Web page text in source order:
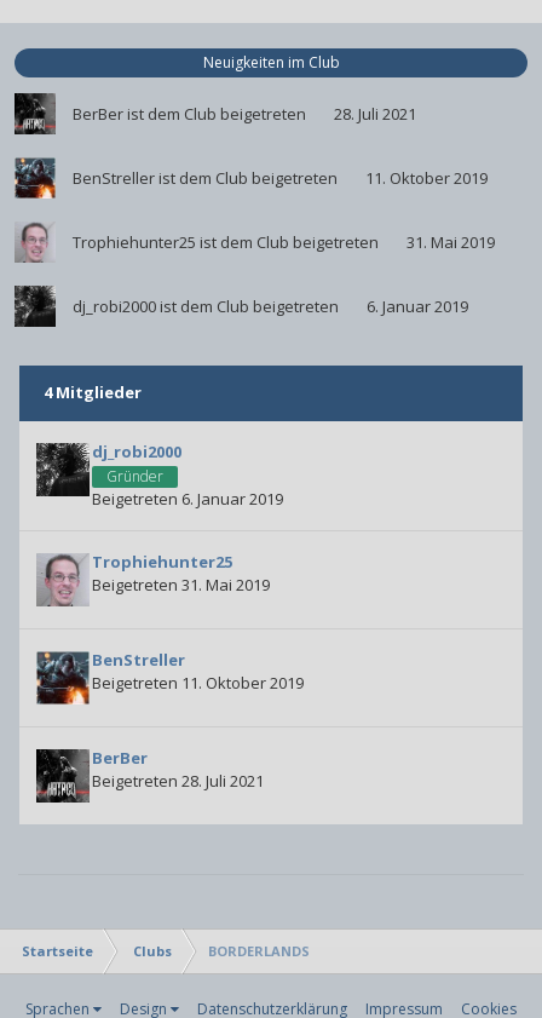
Neuigkeiten im Club
BerBer ist dem Club beigetreten 28. Juli 2021
BenStreller ist dem Club beigetreten 11. Oktober 2019
Trophiehunter25 ist dem Club beigetreten 31. Mai 2019
dj_robi2000 ist dem Club beigetreten 6. Januar 2019
4 Mitglieder
dj_robi2000
Gründer
Beigetreten 6. Januar 2019
Trophiehunter25
Beigetreten 31. Mai 2019
BenStreller
Beigetreten 11. Oktober 2019
BerBer
Beigetreten 28. Juli 2021
Startseite Clubs BORDERLANDS
Sprachen Design Datenschutzerklärung Impressum Cookies